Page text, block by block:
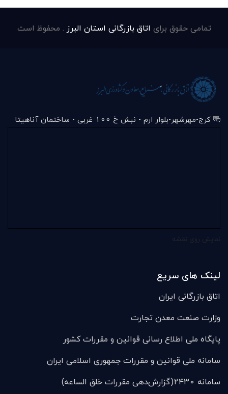
تمامی حقوق برای اتاق بازرگانی استان البرز . محفوظ است
کرج-مهرشهر-بلوار ارم - نبش خ 100 غربی - ساختمان آناهیتا
لینک های سریع
اتاق بازرگانی ایران
وزارت صنعت معدن تجارت
پایگاه ملی اطلاع رسانی قوانین و مقررات کشور
سامانه ملی قوانين و مقررات جمهوری اسلامی ایران
سامانه ۲۴۳۰(گزارش‌دهی مقررات خلق الساعه)